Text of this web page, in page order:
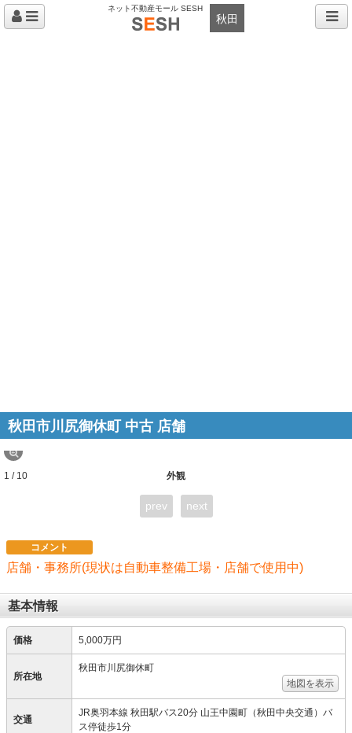
ネット不動産モール SESH
秋田
秋田市川尻御休町 中古 店舗
外観
1 / 10
prev next
コメント
店舗・事務所(現状は自動車整備工場・店舗で使用中)
基本情報
価格 5,000万円
所在地
秋田市川尻御休町
地図を表示
交通
JR奥羽本線 秋田駅バス20分 山王中園町（秋田中央交通）バ
ス停徒歩1分